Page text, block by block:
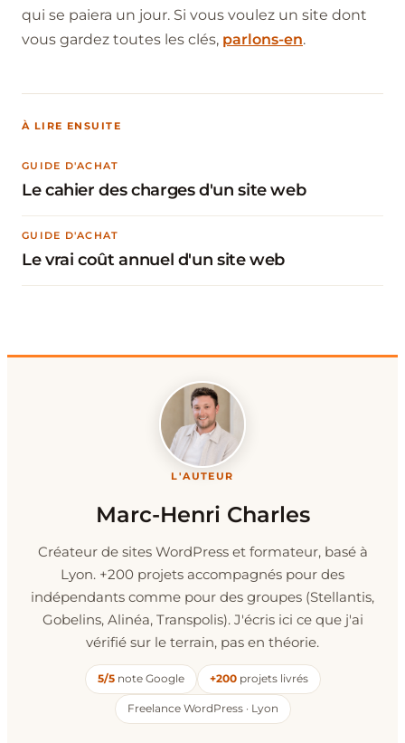
qui se paiera un jour. Si vous voulez un site dont
vous gardez toutes les clés, parlons-en.
À LIRE ENSUITE
GUIDE D'ACHAT
Le cahier des charges d'un site web
GUIDE D'ACHAT
Le vrai coût annuel d'un site web
L'AUTEUR
Marc-Henri Charles
Créateur de sites WordPress et formateur, basé à
Lyon. +200 projets accompagnés pour des
indépendants comme pour des groupes (Stellantis,
Gobelins, Alinéa, Transpolis). J'écris ici ce que j'ai
vérifié sur le terrain, pas en théorie.
5/5note Google +200projets livrés
Freelance WordPress · Lyon